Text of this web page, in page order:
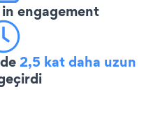
in engagement
2,5 kat daha uzun